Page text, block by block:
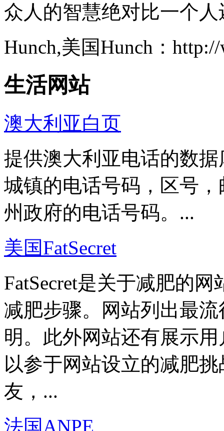
众人的智慧绝对比一个人
Hunch,美国Hunch：
生活网站
澳大利亚白页
提供澳大利亚电话的数
城镇的电话号码，区号
州政府的电话号码。...
美国FatSecret
FatSecret是关于减肥的
减肥步骤。网站列出最
明。此外网站还有展示
以参于网站设立的减肥
友，...
法国ANPE